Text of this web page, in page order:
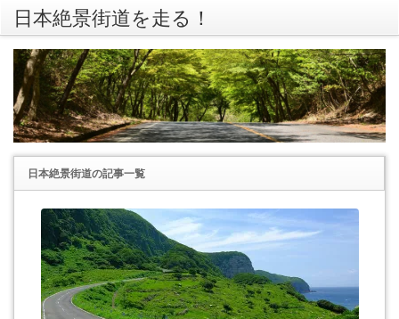
日本絶景街道を走る！
日本絶景街道の記事一覧